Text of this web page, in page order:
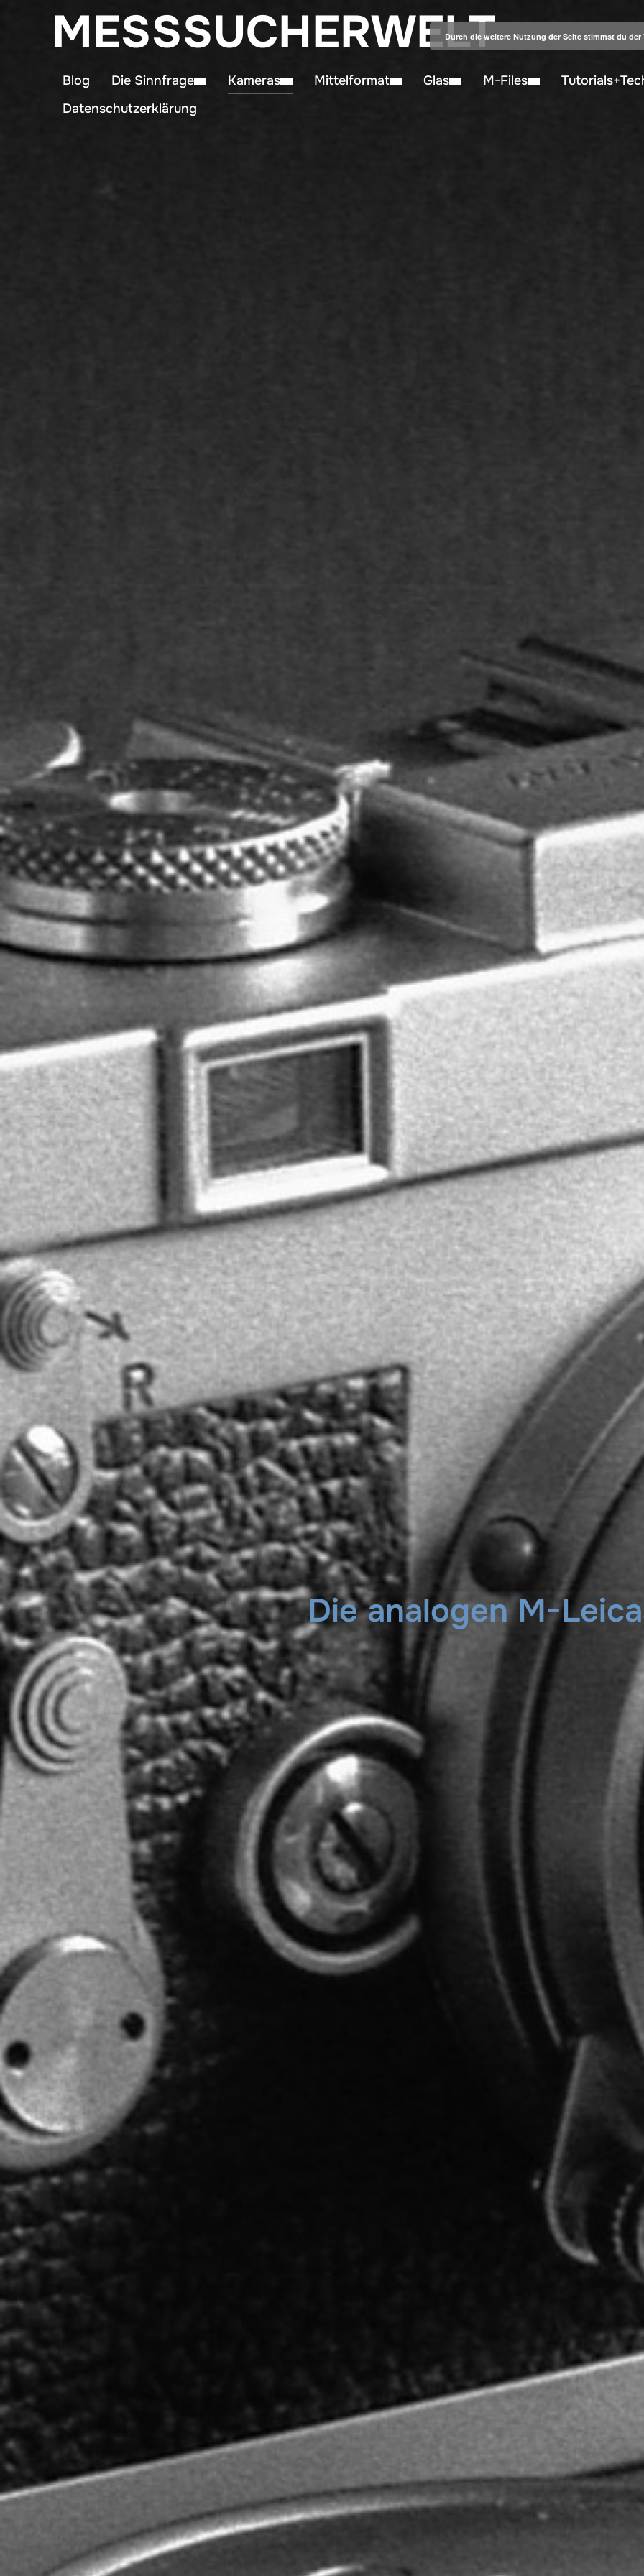
MESSSUCHERWELT
Blog Die Sinnfrage Kameras Mittelformat Glas M-Files
Datenschutzerklärung
Die analogen M-
Durch die weitere Nutzung der Seite stimmst du